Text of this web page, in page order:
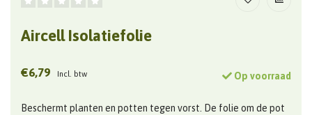
Aircell Isolatiefolie
€6,79 Incl. btw Op voorraad
Beschermt planten en potten tegen vorst. De folie om de pot